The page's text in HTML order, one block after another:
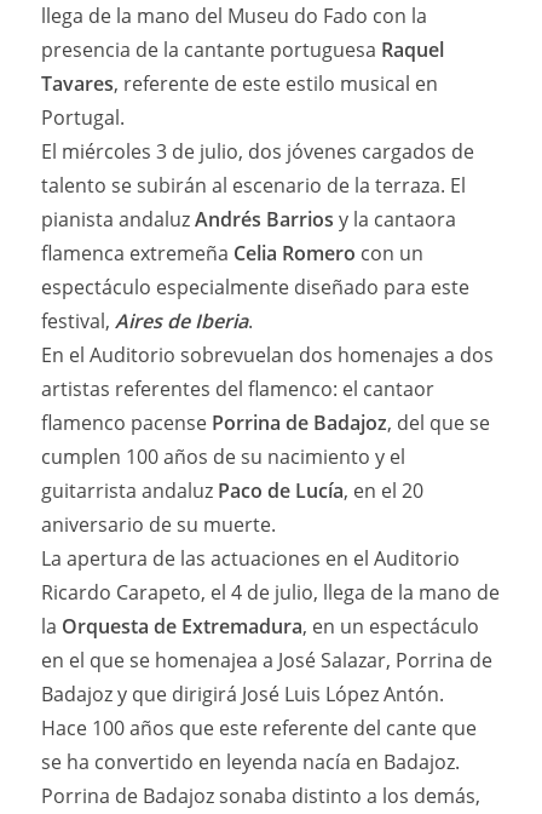
llega de la mano del Museu do Fado con la
presencia de la cantante portuguesa Raquel
Tavares, referente de este estilo musical en
Portugal.
El miércoles 3 de julio, dos jóvenes cargados de
talento se subirán al escenario de la terraza. El
pianista andaluzAndrés Barrios y la cantaora
flamenca extremeña Celia Romero con un
espectáculo especialmente diseñado para este
festival, Aires de Iberia.
En el Auditorio sobrevuelan dos homenajes a dos
artistas referentes del flamenco: el cantaor
flamenco pacense Porrina de Badajoz, del que se
cumplen 100 años de su nacimiento y el
guitarrista andaluz Paco de Lucía, en el 20
aniversario de su muerte.
La apertura de las actuaciones en el Auditorio
Ricardo Carapeto, el 4 de julio, llega de la mano de
la Orquesta de Extremadura, en un espectáculo
en el que se homenajea a José Salazar, Porrina de
Badajoz y que dirigirá José Luis López Antón.
Hace 100 años que este referente del cante que
se ha convertido en leyenda nacía en Badajoz.
Porrina de Badajoz sonaba distinto a los demás,